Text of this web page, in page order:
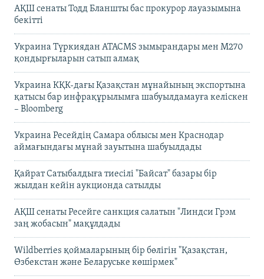
АҚШ сенаты Тодд Бланшты бас прокурор лауазымына
бекітті
Украина Түркиядан ATACMS зымырандары мен M270
қондырғыларын сатып алмақ
Украина КҚК-дағы Қазақстан мұнайының экспортына
қатысы бар инфрақұрылымға шабуылдамауға келіскен
– Bloomberg
Украина Ресейдің Самара облысы мен Краснодар
аймағындағы мұнай зауытына шабуылдады
Қайрат Сатыбалдыға тиесілі "Байсат" базары бір
жылдан кейін аукционда сатылды
АҚШ сенаты Ресейге санкция салатын "Линдси Грэм
заң жобасын" мақұлдады
Wildberries қоймаларының бір бөлігін "Қазақстан,
Өзбекстан және Беларуське көшірмек"